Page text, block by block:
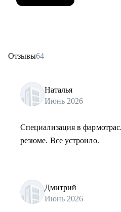
Отзывы64
Наталья
Июнь 2026
Специализация в
резюме. Все устроило.
Дмитрий
Июнь 2026